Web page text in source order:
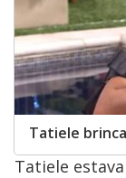
Tatiele
Tatiele